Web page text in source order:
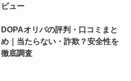
ビュー
DOPAオリパの評判・口コミまと
め｜当たらない・詐欺？安全性を
徹底調査